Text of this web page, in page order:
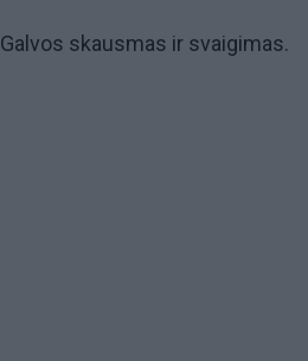
Galvos skausmas ir svaigimas.